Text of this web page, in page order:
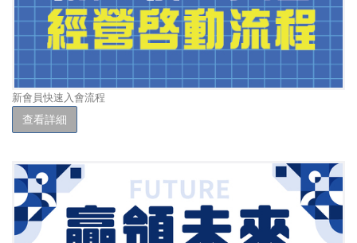
新會員快速入會流程
查看詳細